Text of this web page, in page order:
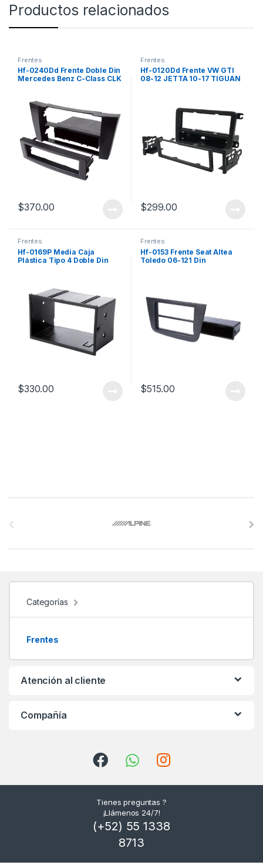
Productos relacionados
Frentes
Hf-0240Dd Frente Doble Din
Mercedes Benz C-Class CLK
$370.00
Frentes
Hf-0120Dd Frente VW GTI
08-12 JETTA 10-17 TIGUAN
$299.00
Frentes
Hf-0169P Media Caja
Plástica Tipo 4 Doble Din
$330.00
Frentes
Hf-0153 Frente Seat Altea
Toledo 06-121 Din
$515.00
e
Categorías
Frentes
Atención al cliente
Compañía
Tienes preguntas ?
¡Llámenos 24/7!
(+52) 55 1338
8713